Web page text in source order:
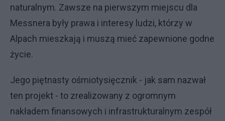
naturalnym. Zawsze na pierwszym miejscu dla
Messnera były prawa i interesy ludzi, którzy w
Alpach mieszkają i muszą mieć zapewnione godne
życie.
Jego piętnasty ośmiotysięcznik - jak sam nazwał
ten projekt - to zrealizowany z ogromnym
nakładem finansowych i infrastrukturalnym zespół